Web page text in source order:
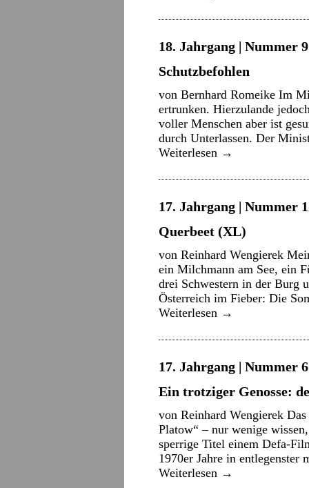
18. Jahrgang | Nummer
Schutzbefohlen
von Bernhard Romeike Im
ertrunken. Hierzulande
voller Menschen aber ist
durch Unterlassen. Der
Weiterlesen →
17. Jahrgang | Nummer
Querbeet (XL)
von Reinhard Wengierek
ein Milchmann am See, ein
drei Schwestern in der
Österreich im Fieber: Die
Weiterlesen →
17. Jahrgang | Nummer
Ein trotziger Genosse:
von Reinhard Wengierek
Platow“ – nur wenige
sperrige Titel einem Defa-
1970er Jahre in
Weiterlesen →